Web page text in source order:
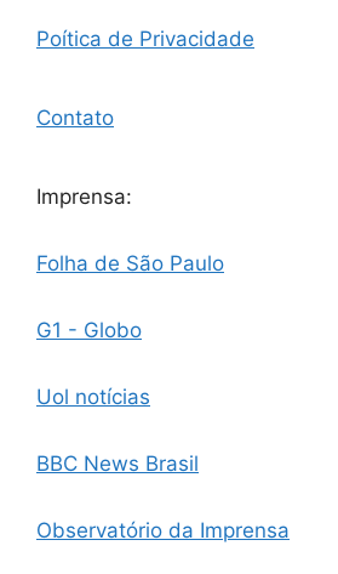
Poítica de Privacidade
Contato
Imprensa:
Folha de São Paulo
G1 - Globo
Uol notícias
BBC News Brasil
Observatório da Imprensa